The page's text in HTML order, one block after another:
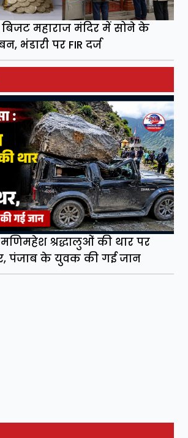
बिजट महाराज मंदिर में सोने के
भंडारी पर FIR दर्ज
श्रद्धालुओं की थार पर
पंजाब के युवक की गई जान